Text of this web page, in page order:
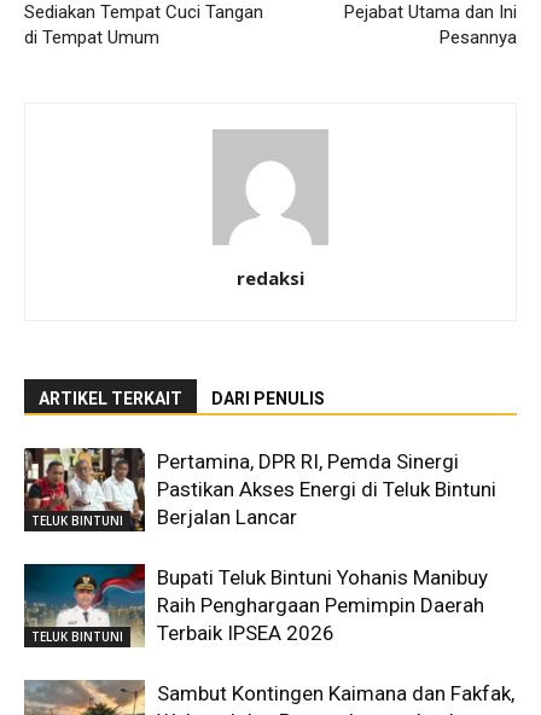
Sediakan Tempat Cuci Tangan
di Tempat Umum
Pejabat Utama dan Ini
Pesannya
redaksi
ARTIKEL TERKAIT DARI PENULIS
TELUK BINTUNI
Pertamina, DPR RI, Pemda Sinergi
Pastikan Akses Energi di Teluk Bintuni
Berjalan Lancar
TELUK BINTUNI
Bupati Teluk Bintuni Yohanis Manibuy
Raih Penghargaan Pemimpin Daerah
Terbaik IPSEA 2026
Sambut Kontingen Kaimana dan Fakfak,